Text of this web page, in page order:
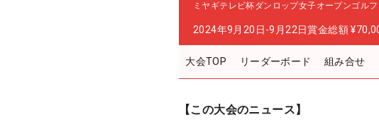
ミヤギテレビ杯ダンロップ女子オープンゴルフ
2024年9月20日-9月22日賞金総額
大会TOP リーダーボード 組み合せ
【この大会のニュース】